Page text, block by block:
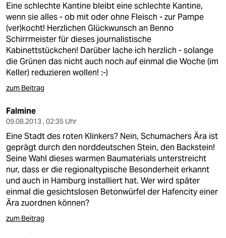
Eine schlechte Kantine bleibt eine schlechte Kantine,
wenn sie alles - ob mit oder ohne Fleisch - zur Pampe
(ver)kocht! Herzlichen Glückwunsch an Benno
Schirrmeister für dieses journalistische
Kabinettstückchen! Darüber lache ich herzlich - solange
die Grünen das nicht auch noch auf einmal die Woche (im
Keller) reduzieren wollen! :-)
zum Beitrag
Falmine
09.08.2013 , 02:35 Uhr
Eine Stadt des roten Klinkers? Nein, Schumachers Ära ist
geprägt durch den norddeutschen Stein, den Backstein!
Seine Wahl dieses warmen Baumaterials unterstreicht
nur, dass er die regionaltypische Besonderheit erkannt
und auch in Hamburg installiert hat. Wer wird später
einmal die gesichtslosen Betonwürfel der Hafencity einer
Ära zuordnen können?
zum Beitrag